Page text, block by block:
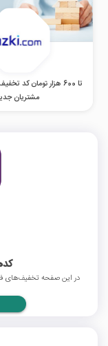
تا 600 هزار تومان کد
مشتریان
در این صفحه تخفیف‌های